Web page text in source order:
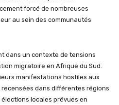
forcé de nombreuses
au sein des communautés
dans un contexte de tensions
migratoire en Afrique du Sud.
manifestations hostiles aux
dans différentes régions
locales prévues en